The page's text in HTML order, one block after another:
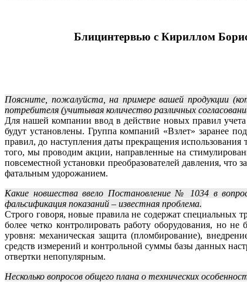
Блицинтервью с Кириллом
Поясните, пожалуйста, на примере вашей продукции
потребителя (учитывая количество различных
Для нашей компании ввод в действие новых правил
будут установлены. Группа компаний «Взлет» заранее
правил, до наступления даты прекращения
того, мы проводим акции, направленные на
повсеместной установки преобразователей давления, что
фатальным удорожанием.
Какие новшества ввело Постановление № 1034 в
фальсификация показаний – известная проблема.
Строго говоря, новые правила не содержат специальных
более четко контролировать работу оборудования, но
уровня: механическая защита (пломбирование),
средств измерений и контрольной суммы базы данных
отвертки непопулярным.
Несколько вопросов общего плана о технических